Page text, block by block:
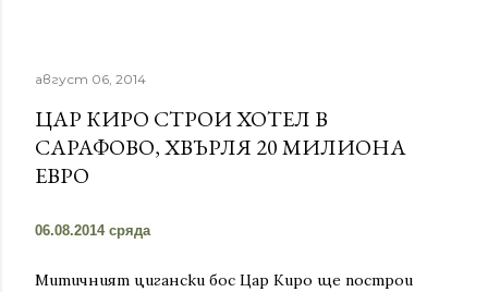
август 06, 2014
ЦАР КИРО СТРОИ ХОТЕЛ В
САРАФОВО, ХВЪРЛЯ 20 МИЛИОНА
ЕВРО
06.08.2014 сряда
Митичният цигански бос Цар Киро ще построи